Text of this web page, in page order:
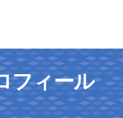
フィール